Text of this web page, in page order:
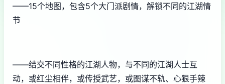
——15个地图，包含5个大门派剧情，解锁不同的江湖情
节
——结交不同性格的江湖人物，与不同的江湖人士互
动，或红尘相伴，或传授武艺，或图谋不轨、心狠手辣